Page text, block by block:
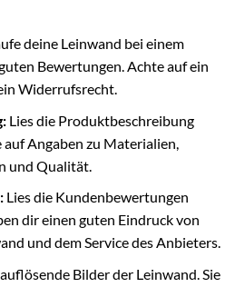
deine Leinwand bei einem
Bewertungen. Achte auf ein
Widerrufsrecht.
Lies die Produktbeschreibung
Angaben zu Materialien,
und Qualität.
Lies die Kundenbewertungen
dir einen guten Eindruck von
und dem Service des Anbieters.
Bilder der Leinwand. Sie